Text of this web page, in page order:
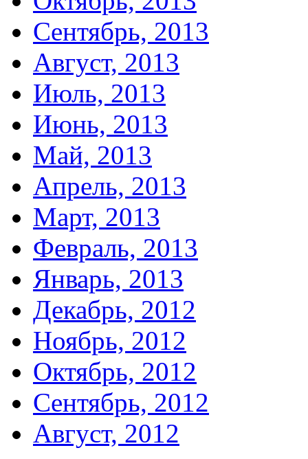
Сентябрь, 2013
Август, 2013
Июль, 2013
Июнь, 2013
Май, 2013
Апрель, 2013
Март, 2013
Февраль, 2013
Январь, 2013
Декабрь, 2012
Ноябрь, 2012
Октябрь, 2012
Сентябрь, 2012
Август, 2012